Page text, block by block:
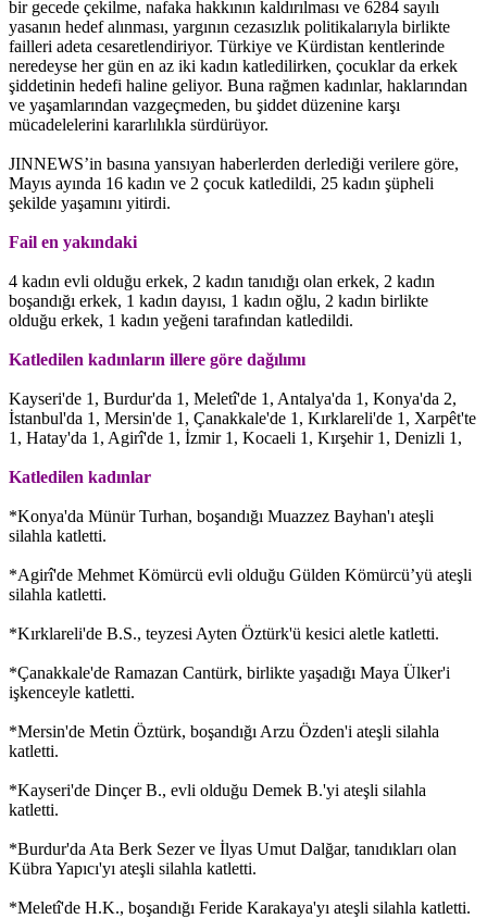
bir gecede çekilme, nafaka hakkının kaldırılması ve 6284 sayılı
yasanın hedef alınması, yargının cezasızlık politikalarıyla birlikte
failleri adeta cesaretlendiriyor. Türkiye ve Kürdistan kentlerinde
neredeyse her gün en az iki kadın katledilirken, çocuklar da erkek
şiddetinin hedefi haline geliyor. Buna rağmen kadınlar, haklarından
ve yaşamlarından vazgeçmeden, bu şiddet düzenine karşı
mücadelelerini kararlılıkla sürdürüyor.
JINNEWS’in basına yansıyan haberlerden derlediği verilere göre,
Mayıs ayında 16 kadın ve 2 çocuk katledildi, 25 kadın şüpheli
şekilde yaşamını yitirdi.
Fail en yakındaki
4 kadın evli olduğu erkek, 2 kadın tanıdığı olan erkek, 2 kadın
boşandığı erkek, 1 kadın dayısı, 1 kadın oğlu, 2 kadın birlikte
olduğu erkek, 1 kadın yeğeni tarafından katledildi.
Katledilen kadınların illere göre dağılımı
Kayseri'de 1, Burdur'da 1, Meletî'de 1, Antalya'da 1, Konya'da 2,
İstanbul'da 1, Mersin'de 1, Çanakkale'de 1, Kırklareli'de 1, Xarpêt'te
1, Hatay'da 1, Agirî'de 1, İzmir 1, Kocaeli 1, Kırşehir 1, Denizli 1,
Katledilen kadınlar
*Konya'da Münür Turhan, boşandığı Muazzez Bayhan'ı ateşli
silahla katletti.
*Agirî'de Mehmet Kömürcü evli olduğu Gülden Kömürcü’yü ateşli
silahla katletti.
*Kırklareli'de B.S., teyzesi Ayten Öztürk'ü kesici aletle katletti.
*Çanakkale'de Ramazan Cantürk, birlikte yaşadığı Maya Ülker'i
işkenceyle katletti.
*Mersin'de Metin Öztürk, boşandığı Arzu Özden'i ateşli silahla
katletti.
*Kayseri'de Dinçer B., evli olduğu Demek B.'yi ateşli silahla
katletti.
*Burdur'da Ata Berk Sezer ve İlyas Umut Dalğar, tanıdıkları olan
Kübra Yapıcı'yı ateşli silahla katletti.
*Meletî'de H.K., boşandığı Feride Karakaya'yı ateşli silahla katletti.